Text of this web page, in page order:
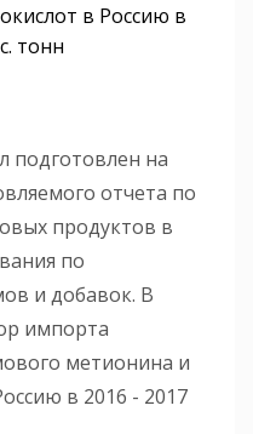
в Россию в
тонн
подготовлен на
отчета по
продуктов в
по
и добавок. В
импорта
метионина и
в 2016 - 2017